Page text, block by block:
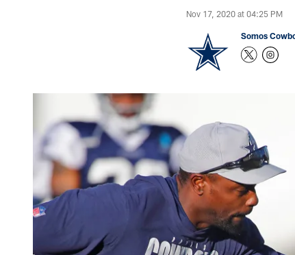
Nov 17, 2020 at 04:25 PM
Somos